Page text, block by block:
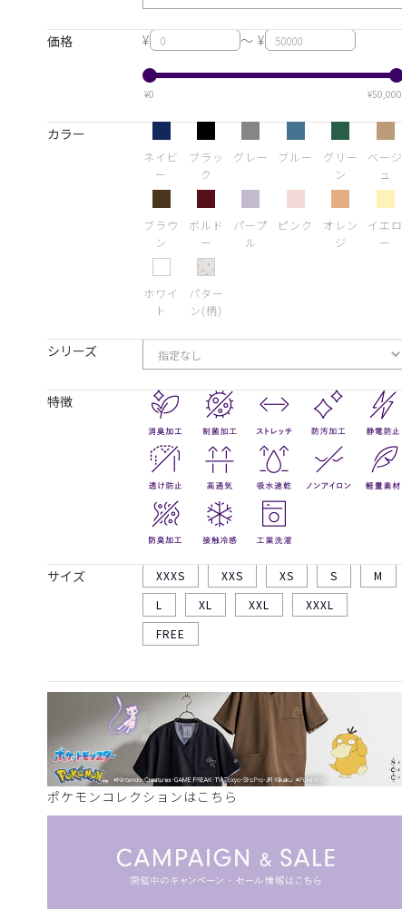
価格 ¥ ～ ¥
¥0 ¥50,000
カラー
ネイビ
ー
ブラッ
ク
グレー ブルー
グリー
ン
ベージ
ュ
ブラウ
ン
ボルド
ー
パープ
ル
ピンク
オレン
ジ
イエロ
ー
ホワイ
ト
パター
ン(柄)
シリーズ
特徴
サイズ XXXS XXS XS S
M
L
XL XXL
XXXL
FREE
ポケモンコレクションはこちら